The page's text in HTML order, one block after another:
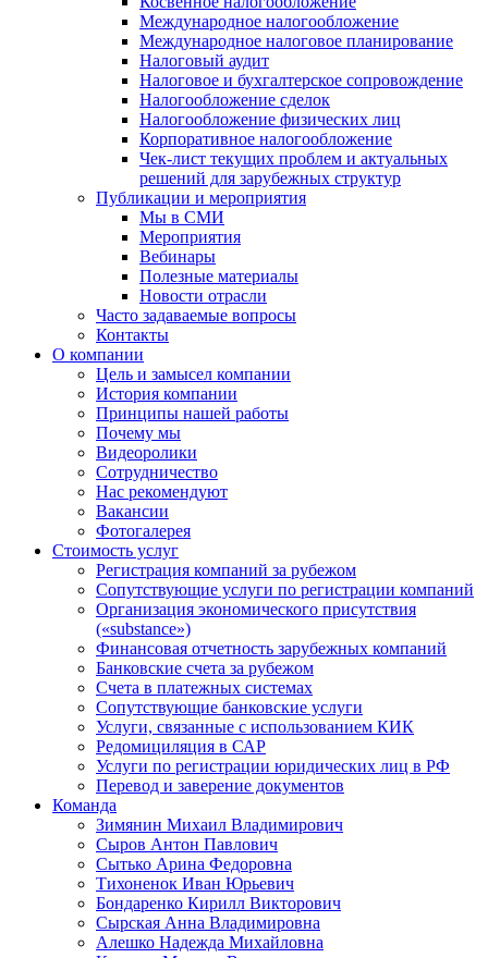
Международное налогообложение
Международное налоговое планирование
Налоговый аудит
Налоговое и бухгалтерское сопровождение
Налогообложение сделок
Налогообложение физических лиц
Корпоративное налогообложение
Чек-лист текущих проблем и актуальных
решений для зарубежных структур
Публикации и мероприятия
Мы в СМИ
Мероприятия
Вебинары
Полезные материалы
Новости отрасли
Часто задаваемые вопросы
Контакты
О компании
Цель и замысел компании
История компании
Принципы нашей работы
Почему мы
Видеоролики
Сотрудничество
Нас рекомендуют
Вакансии
Фотогалерея
Стоимость услуг
Регистрация компаний за рубежом
Сопутствующие услуги по регистрации компаний
Организация экономического присутствия
(«substance»)
Финансовая отчетность зарубежных компаний
Банковские счета за рубежом
Счета в платежных системах
Сопутствующие банковские услуги
Услуги, связанные с использованием КИК
Редомициляция в САР
Услуги по регистрации юридических лиц в РФ
Перевод и заверение документов
Команда
Зимянин Михаил Владимирович
Сыров Антон Павлович
Сытько Арина Федоровна
Тихоненок Иван Юрьевич
Бондаренко Кирилл Викторович
Сырская Анна Владимировна
Алешко Надежда Михайловна